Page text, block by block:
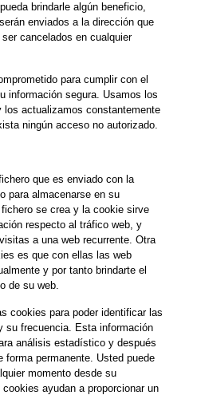
brindarle algún beneficio,
enviados a la dirección que
cancelados en cualquier
para cumplir con el
información segura. Usamos los
actualizamos constantemente
ningún acceso no autorizado.
que es enviado con la
para almacenarse en su
se crea y la cookie sirve
respecto al tráfico web, y
a una web recurrente. Otra
es que con ellas las web
y por tanto brindarte el
de su web.
cookies para poder identificar las
su frecuencia. Esta información
análisis estadístico y después
forma permanente. Usted puede
momento desde su
ayudan a proporcionar un